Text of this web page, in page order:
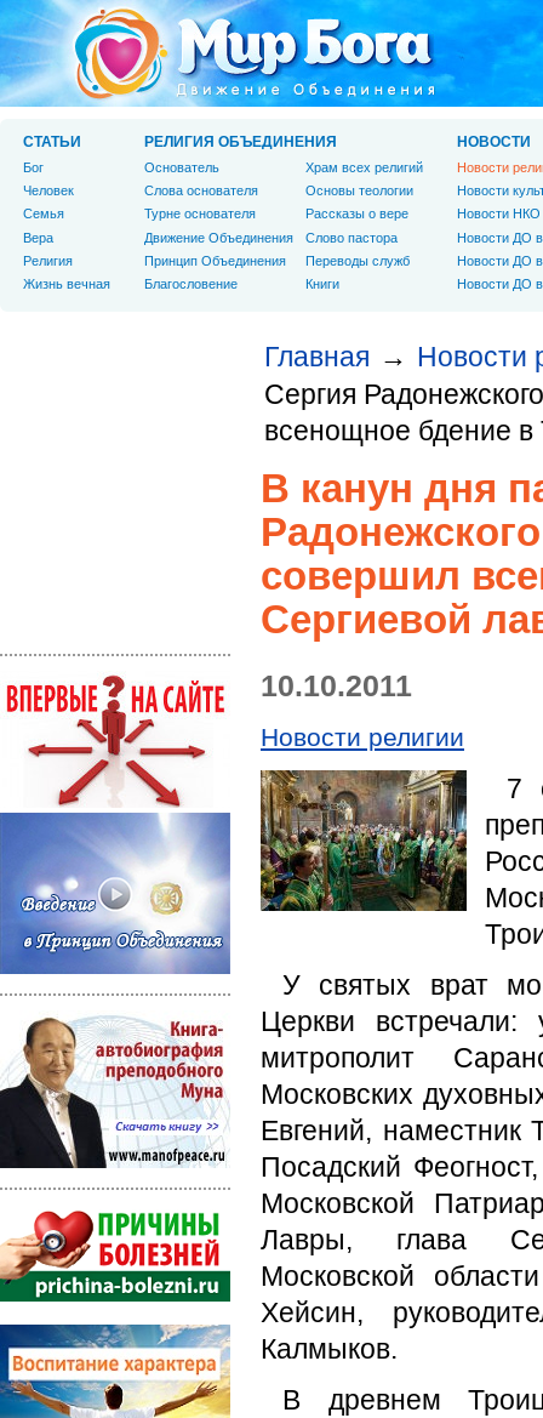
Главная → Новости
Сергия
всенощное бдение
В канун дня
совершил
Сергиевой
10.10.2011
Новости религии
7
У святых врат
Церкви встречали:
митрополит
Московских
Евгений, наместник
Посадский
Московской
Лавры, глава
Московской
Хейсин,
Калмыков.
В древнем
СТАТЬИ
Бог
Человек
Cемья
Вера
Религия
Жизнь вечная
РЕЛИГИЯ ОБЪЕДИНЕНИЯ
Основатель
Слова основателя
Турне основателя
Движение Объединения
Принцип Объединения
Благословение
Храм всех религий
Основы теологии
Рассказы о вере
Слово пастора
Переводы служб
Книги
НОВОСТИ
Новости
Новости
Новости НКО
Новости ДО
Новости ДО
Новости ДО